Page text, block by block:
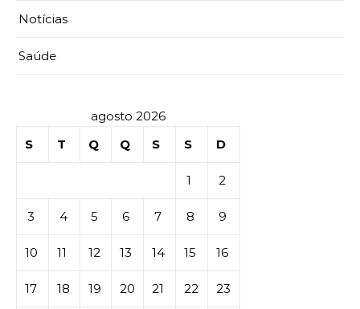
Notícias
Saúde
agosto 2026
S
T Q Q S S D
1 2
3 4 5 6 7 8 9
10 11 12 13 14 15 16
17 18 19 20 21 22 23